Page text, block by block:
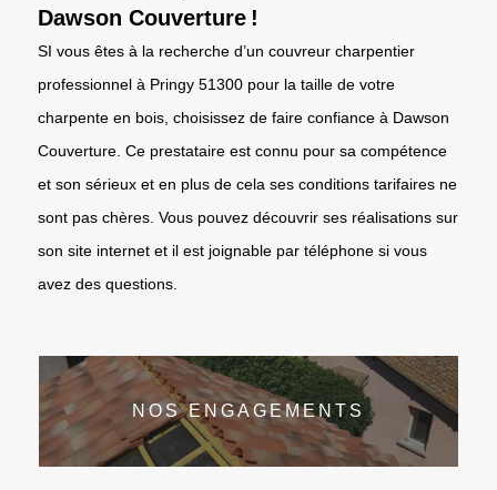
Dawson Couverture !
SI vous êtes à la recherche d’un couvreur charpentier
professionnel à Pringy 51300 pour la taille de votre
charpente en bois, choisissez de faire confiance à Dawson
Couverture. Ce prestataire est connu pour sa compétence
et son sérieux et en plus de cela ses conditions tarifaires ne
sont pas chères. Vous pouvez découvrir ses réalisations sur
son site internet et il est joignable par téléphone si vous
avez des questions.
NOS ENGAGEMENTS